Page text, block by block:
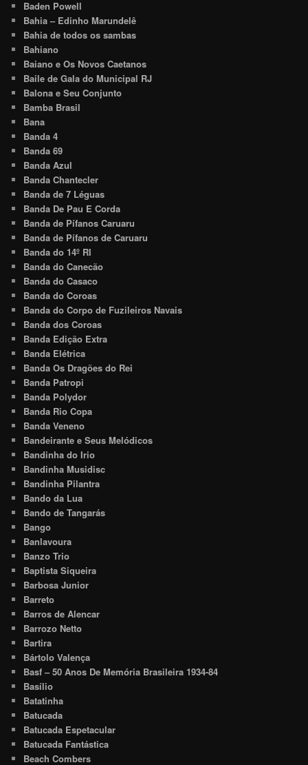
Baden Powell
Bahia – Edinho Marundelê
Bahia de todos os sambas
Bahiano
Baiano e Os Novos Caetanos
Baile de Gala do Municipal RJ
Balona e Seu Conjunto
Bamba Brasil
Bana
Banda 4
Banda 69
Banda Azul
Banda Chantecler
Banda de 7 Léguas
Banda De Pau E Corda
Banda de Pífanos Caruaru
Banda de Pífanos de Caruaru
Banda do 14º RI
Banda do Canecão
Banda do Casaco
Banda do Coroas
Banda do Corpo de Fuzileiros Navais
Banda dos Coroas
Banda Edição Extra
Banda Elétrica
Banda Os Dragões do Rei
Banda Patropi
Banda Polydor
Banda Rio Copa
Banda Veneno
Bandeirante e Seus Melódicos
Bandinha do Irio
Bandinha Musidisc
Bandinha Pilantra
Bando da Lua
Bando de Tangarás
Bango
Banlavoura
Banzo Trio
Baptista Siqueira
Barbosa Junior
Barreto
Barros de Alencar
Barrozo Netto
Bartira
Bártolo Valença
Basf – 50 Anos De Memória Brasileira 1934-84
Basílio
Batatinha
Batucada
Batucada Espetacular
Batucada Fantástica
Beach Combers